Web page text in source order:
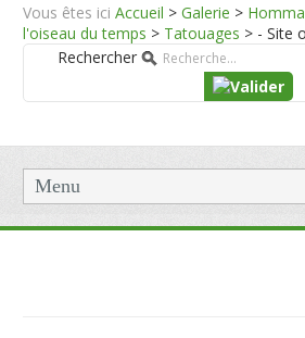
Vous êtes ici Accueil > Galerie >
l'oiseau du temps > Tatouages > - Site
Rechercher
Menu